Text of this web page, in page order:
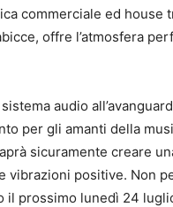
commerciale ed house
offre l’atmosfera
audio
per gli amanti della
sicuramente creare
vibrazioni positive. Non
il prossimo lunedì 24